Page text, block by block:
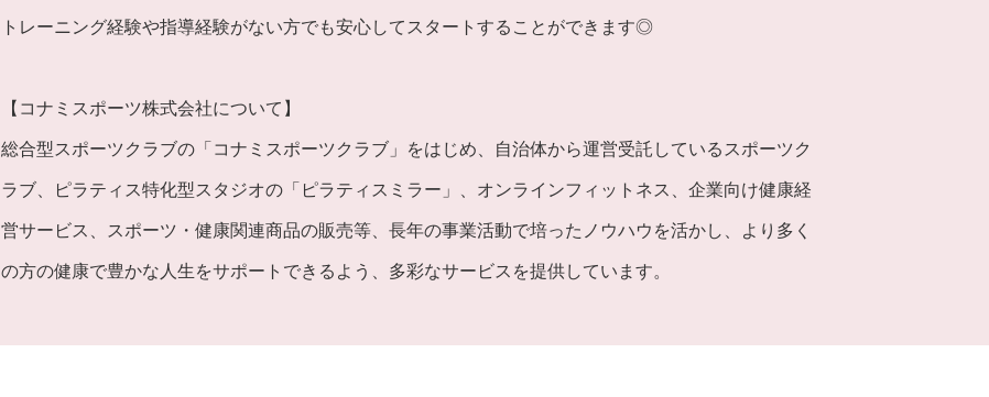
トレーニング経験や指導経験がない方でも安心してスタートすることができます◎
【コナミスポーツ株式会社について】
総合型スポーツクラブの「コナミスポーツクラブ」をはじめ、自治体から運営受託しているスポーツク
ラブ、ピラティス特化型スタジオの「ピラティスミラー」、オンラインフィットネス、企業向け健康経
営サービス、スポーツ・健康関連商品の販売等、長年の事業活動で培ったノウハウを活かし、より多く
の方の健康で豊かな人生をサポートできるよう、多彩なサービスを提供しています。